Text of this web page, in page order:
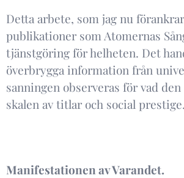
Detta arbete, som jag nu
publikationer som Atomernas
tjänstgöring för helheten. Det
överbrygga information från
sanningen observeras för vad
skalen av titlar och social prestige.
Manifestationen av Varandet ​.